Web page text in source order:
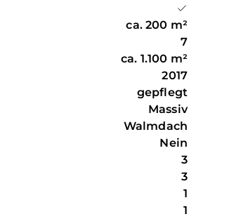
ca. 200 m²
7
ca. 1.100 m²
2017
gepflegt
Massiv
Walmdach
Nein
3
3
1
1